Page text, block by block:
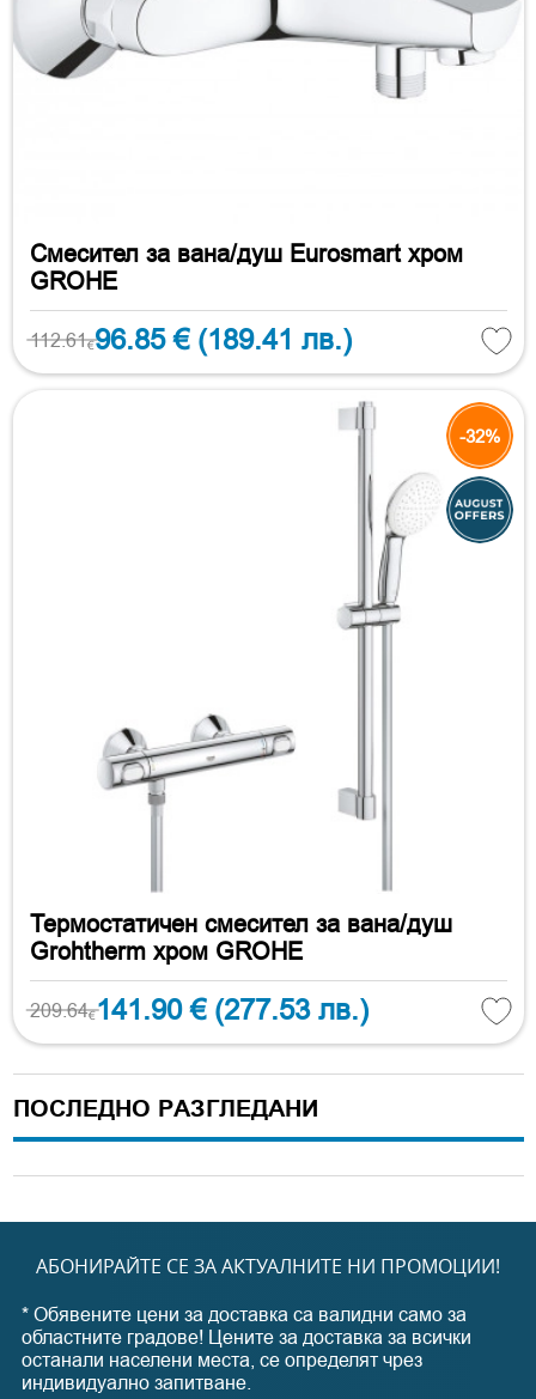
Смесител за вана/душ Eurosmart хром
GROHE
112.61€96.85 € (189.41 лв.)
-32%
Термостатичен смесител за вана/душ
Grohtherm хром GROHE
209.64€141.90 € (277.53 лв.)
ПОСЛЕДНО РАЗГЛЕДАНИ
АБОНИРАЙТЕ СЕ ЗА АКТУАЛНИТЕ НИ ПРОМОЦИИ!
* Обявените цени за доставка са валидни само за
областните градове! Цените за доставка за всички
останали населени места, се определят чрез
индивидуално запитване.